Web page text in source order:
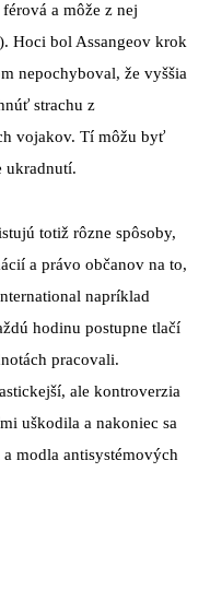
a môže z nej
Hoci bol Assangeov krok
nepochyboval, že vyššia
strachu z
vojakov. Tí môžu byť
ukradnutí.
totiž rôzne spôsoby,
a právo občanov na to,
napríklad
hodinu postupne tlačí
pracovali.
ale kontroverzia
uškodila a nakoniec sa
modla antisystémových